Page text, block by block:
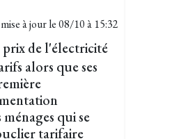
à jour le08/10 à 15:32
prix de l'électricité
alors que ses
qui se
tarifaire